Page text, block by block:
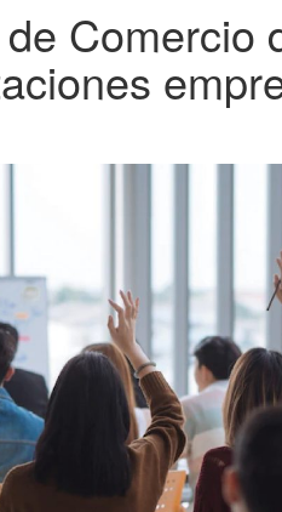
Comercio